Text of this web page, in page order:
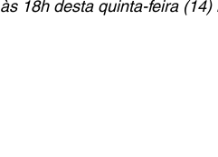
18h desta quinta-feira (14)